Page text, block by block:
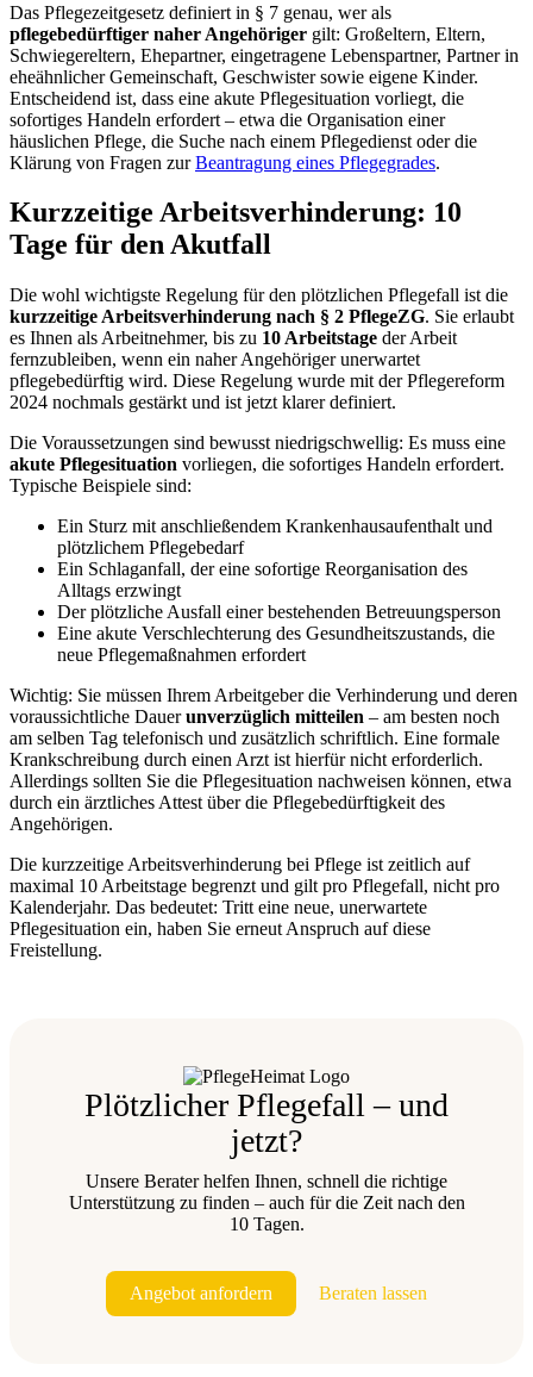
Das Pflegezeitgesetz definiert in § 7 genau, wer als
pflegebedürftiger naher Angehöriger gilt: Großeltern, Eltern,
Schwiegereltern, Ehepartner, eingetragene Lebenspartner, Partner in
eheähnlicher Gemeinschaft, Geschwister sowie eigene Kinder.
Entscheidend ist, dass eine akute Pflegesituation vorliegt, die
sofortiges Handeln erfordert – etwa die Organisation einer
häuslichen Pflege, die Suche nach einem Pflegedienst oder die
Klärung von Fragen zurBeantragung eines Pflegegrades.
Kurzzeitige Arbeitsverhinderung: 10
Tage für den Akutfall
Die wohl wichtigste Regelung für den plötzlichen Pflegefall ist die
kurzzeitige Arbeitsverhinderung nach § 2 PflegeZG. Sie erlaubt
es Ihnen als Arbeitnehmer, bis zu 10 Arbeitstage der Arbeit
fernzubleiben, wenn ein naher Angehöriger unerwartet
pflegebedürftig wird. Diese Regelung wurde mit der Pflegereform
2024 nochmals gestärkt und ist jetzt klarer definiert.
Die Voraussetzungen sind bewusst niedrigschwellig: Es muss eine
akute Pflegesituation vorliegen, die sofortiges Handeln erfordert.
Typische Beispiele sind:
Ein Sturz mit anschließendem Krankenhausaufenthalt und
plötzlichem Pflegebedarf
Ein Schlaganfall, der eine sofortige Reorganisation des
Alltags erzwingt
Der plötzliche Ausfall einer bestehenden Betreuungsperson
Eine akute Verschlechterung des Gesundheitszustands, die
neue Pflegemaßnahmen erfordert
Wichtig: Sie müssen Ihrem Arbeitgeber die Verhinderung und deren
voraussichtliche Dauerunverzüglich mitteilen – am besten noch
am selben Tag telefonisch und zusätzlich schriftlich. Eine formale
Krankschreibung durch einen Arzt ist hierfür nicht erforderlich.
Allerdings sollten Sie die Pflegesituation nachweisen können, etwa
durch ein ärztliches Attest über die Pflegebedürftigkeit des
Angehörigen.
Die kurzzeitige Arbeitsverhinderung bei Pflege ist zeitlich auf
maximal 10 Arbeitstage begrenzt und gilt pro Pflegefall, nicht pro
Kalenderjahr. Das bedeutet: Tritt eine neue, unerwartete
Pflegesituation ein, haben Sie erneut Anspruch auf diese
Freistellung.
Plötzlicher Pflegefall – und
jetzt?
Unsere Berater helfen Ihnen, schnell die richtige
Unterstützung zu finden – auch für die Zeit nach den
10 Tagen.
Angebot anfordern Beraten lassen